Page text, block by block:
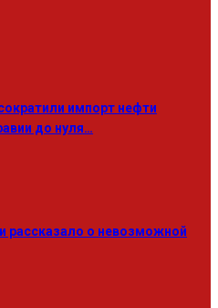
импорт нефти
до нуля…
рассказало о невозможной